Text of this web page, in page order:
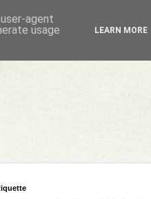
agent
usage
LEARN MORE